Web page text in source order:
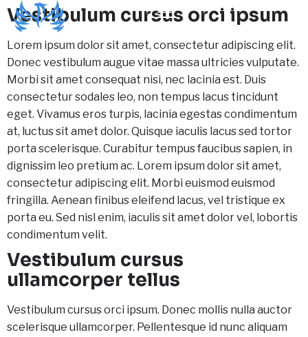
Vestibulum cursus orci ipsum
Lorem ipsum dolor sit amet, consectetur adipiscing elit.
Donec vestibulum augue vitae massa ultricies vulputate.
Morbi sit amet consequat nisi, nec lacinia est. Duis
consectetur sodales leo, non tempus lacus tincidunt
eget. Vivamus eros turpis, lacinia egestas condimentum
at, luctus sit amet dolor. Quisque iaculis lacus sed tortor
porta scelerisque. Curabitur tempus faucibus sapien, in
dignissim leo pretium ac. Lorem ipsum dolor sit amet,
consectetur adipiscing elit. Morbi euismod euismod
fringilla. Aenean finibus eleifend lacus, vel tristique ex
porta eu. Sed nisl enim, iaculis sit amet dolor vel, lobortis
condimentum velit.
Vestibulum cursus
ullamcorper tellus
Vestibulum cursus orci ipsum. Donec mollis nulla auctor
scelerisque ullamcorper. Pellentesque id nunc aliquam